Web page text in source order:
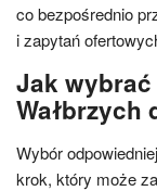
co bezpośrednio
i zapytań
Jak
Wałbrzych
Wybór
krok, który może